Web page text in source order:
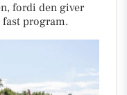
fordi den giver
program.